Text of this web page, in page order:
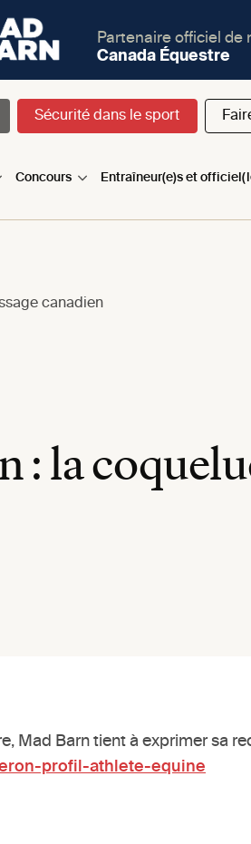
Partenaire officiel de
Canada Équestre
Sécurité dans le sport
Concours Entraîneur(e)s et
canadien
la
Mad Barn tient à exprimer sa
profil-athlete-equine